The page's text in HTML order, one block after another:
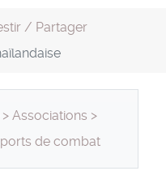
/ Partager
> Associations >
de combat